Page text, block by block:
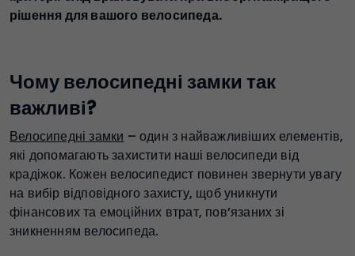
рішення для вашого велосипеда.
Чому велосипедні замки так
важливі?
Велосипедні замки – один з найважливіших елементів,
які допомагають захистити наші велосипеди від
крадіжок. Кожен велосипедист повинен звернути увагу
на вибір відповідного захисту, щоб уникнути
фінансових та емоційних втрат, пов’язаних зі
зникненням велосипеда.